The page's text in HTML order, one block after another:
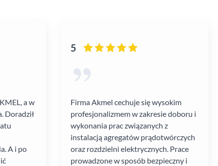
a w
Doradził
A i po
5
Firma Akmel cechuje się wysokim
profesjonalizmem w zakresie doboru i
wykonania prac związanych z
instalacją agregatów prądotwórczych
oraz rozdzielni elektrycznych. Prace
prowadzone w sposób bezpieczny i